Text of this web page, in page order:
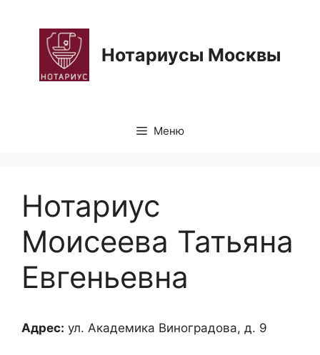
содержимому
Нотариусы Москвы
Меню
Нотариус
Моисеева Татьяна
Евгеньевна
Адрес: ул. Академика Виноградова, д. 9